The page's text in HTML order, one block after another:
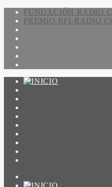
FUNDACIÓN RADIO
PREMIO RFI-RADIO